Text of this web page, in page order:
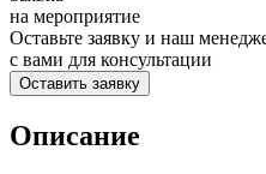
на мероприятие
Оставьте заявку и наш
с вами для консультации
Оставить заявку
Описание